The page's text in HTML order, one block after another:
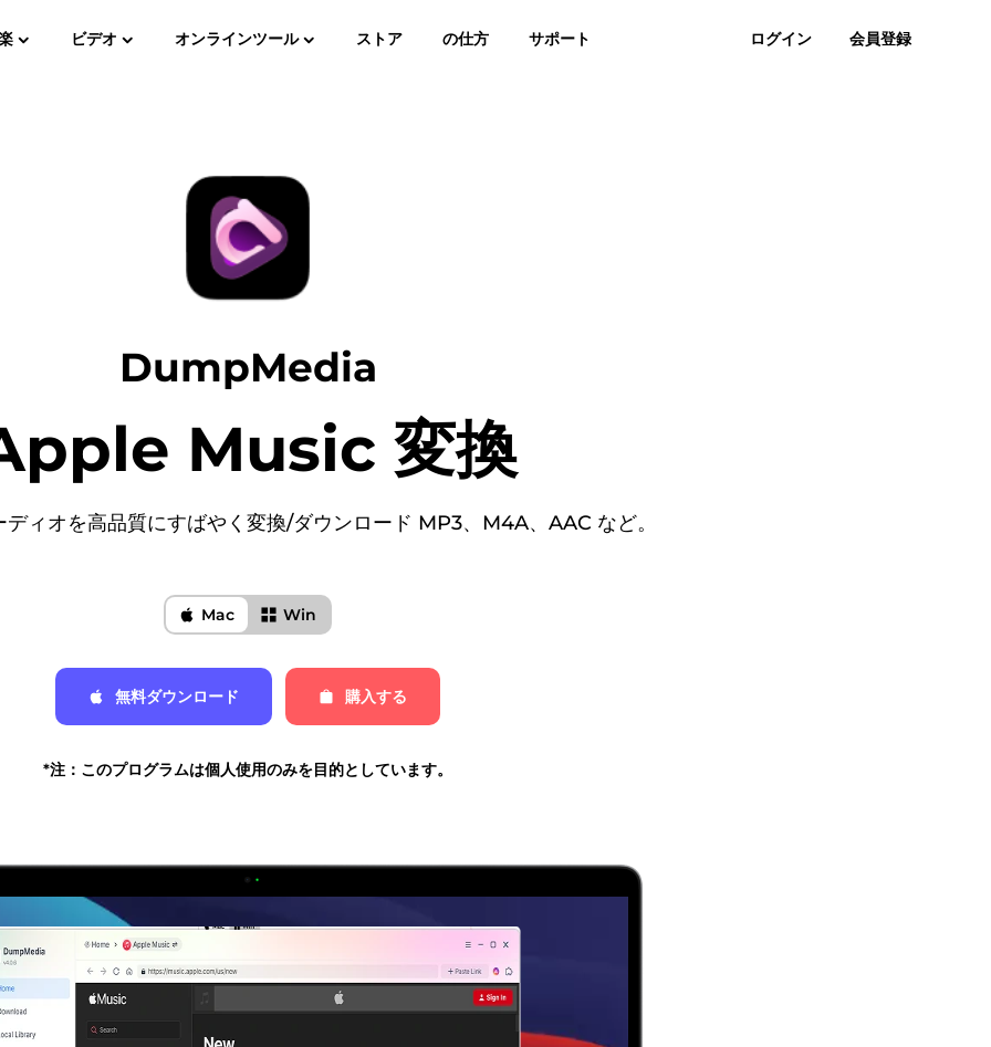
YouTube音楽コンバーター
可聴コンバーター
SoundCloud 音楽コンバーター
ビデオ オンラインツール ストア の仕方 サポート ログイン 会員登録
DumpMedia
Music 変換
ィオを高品質にすばやく変換/ダウンロード MP3、M4A、AAC など。
Mac Win
無料ダウンロード 購入する
*注：このプログラムは個人使用のみを目的としています。
ユーザーガイドよくあるご質問 無料ダウンロード 購入する